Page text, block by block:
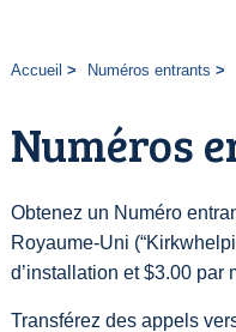
Accueil Numéros entrants
Numéros
Obtenez un Numéro
Royaume-Uni
d’installation et $3.00 par
Transférez des appels